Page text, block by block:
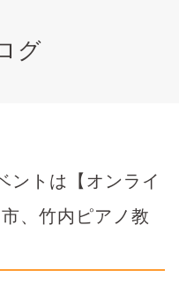
グ
ントは【オンライ
、竹内ピアノ教